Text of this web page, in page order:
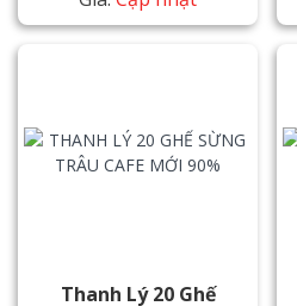
Thanh Lý 20 Ghế